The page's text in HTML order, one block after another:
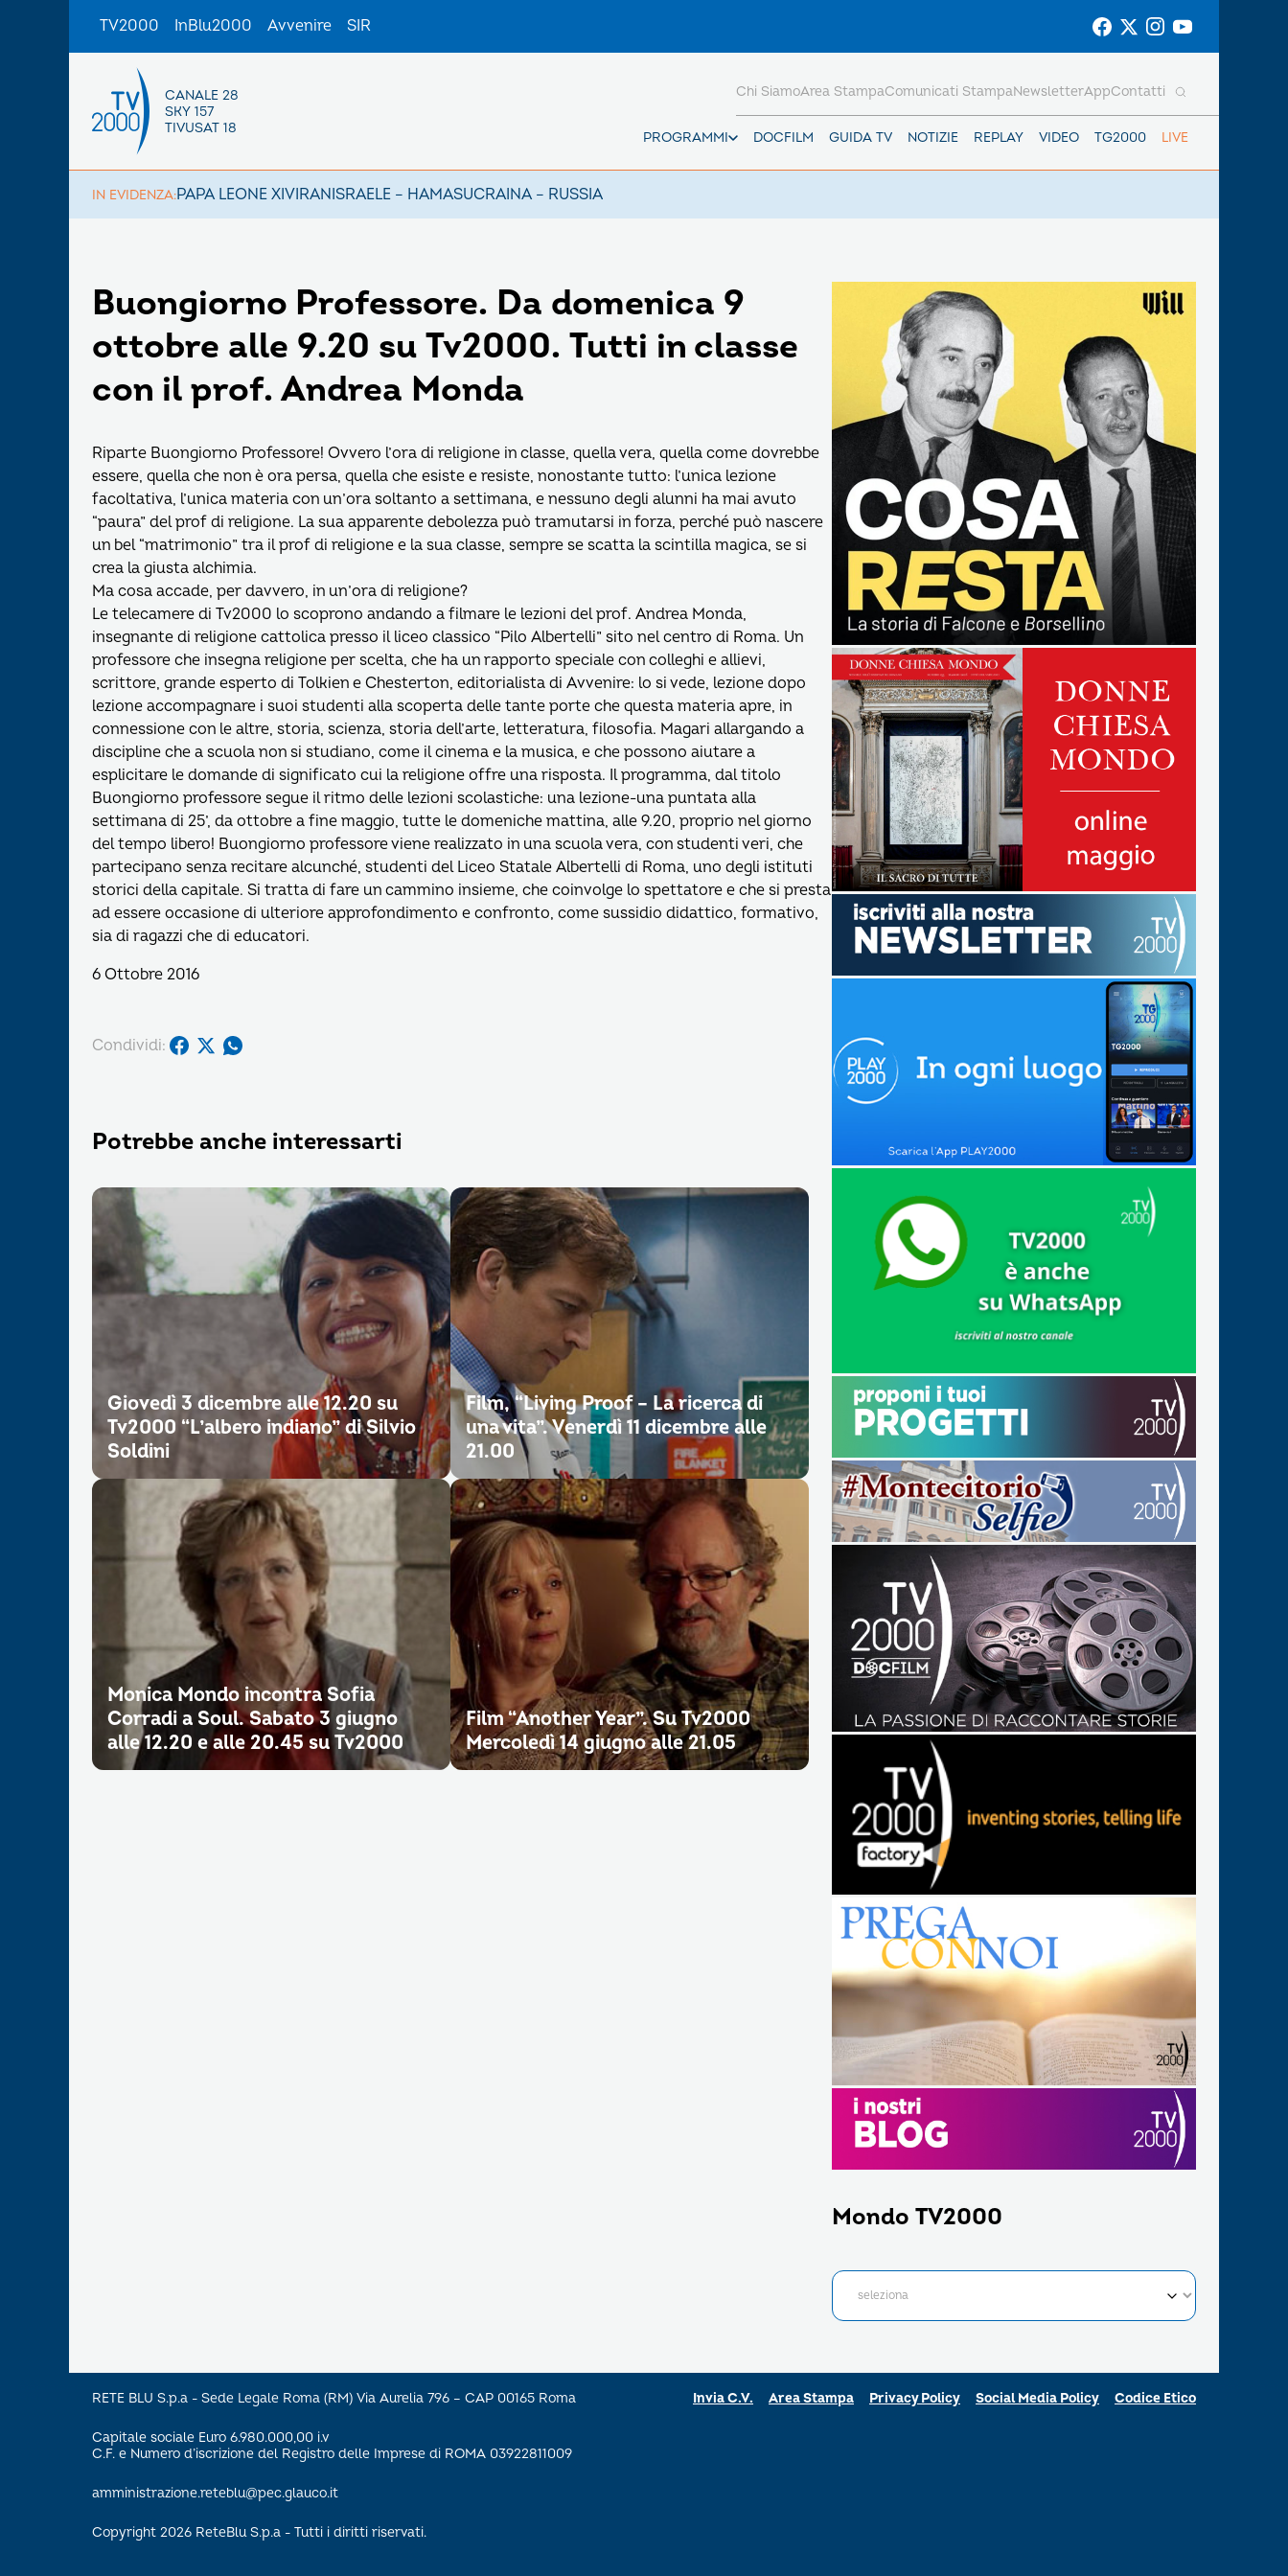
TV2000 InBlu2000 Avvenire SIR
CANALE 28
SKY 157
TIVUSAT 18
PROGRAMMI DOCFILM GUIDA TV NOTIZIE REPLAY VIDEO TG2000 LIVE
Chi SiamoArea StampaComunicati StampaNewsletterAppContatti
IN EVIDENZA:PAPA LEONE XIVIRANISRAELE – HAMASUCRAINA – RUSSIA
Buongiorno Professore. Da domenica 9
ottobre alle 9.20 su Tv2000. Tutti in classe
con il prof. Andrea Monda
Riparte Buongiorno Professore! Ovvero l’ora di religione in classe, quella vera, quella come dovrebbe
essere, quella che non è ora persa, quella che esiste e resiste, nonostante tutto: l’unica lezione
facoltativa, l’unica materia con un’ora soltanto a settimana, e nessuno degli alunni ha mai avuto
“paura” del prof di religione. La sua apparente debolezza può tramutarsi in forza, perché può nascere
un bel “matrimonio” tra il prof di religione e la sua classe, sempre se scatta la scintilla magica, se si
crea la giusta alchimia.
Ma cosa accade, per davvero, in un’ora di religione?
Le telecamere di Tv2000 lo scoprono andando a filmare le lezioni del prof. Andrea Monda,
insegnante di religione cattolica presso il liceo classico “Pilo Albertelli” sito nel centro di Roma. Un
professore che insegna religione per scelta, che ha un rapporto speciale con colleghi e allievi,
scrittore, grande esperto di Tolkien e Chesterton, editorialista di Avvenire: lo si vede, lezione dopo
lezione accompagnare i suoi studenti alla scoperta delle tante porte che questa materia apre, in
connessione con le altre, storia, scienza, storia dell’arte, letteratura, filosofia. Magari allargando a
discipline che a scuola non si studiano, come il cinema e la musica, e che possono aiutare a
esplicitare le domande di significato cui la religione offre una risposta. Il programma, dal titolo
Buongiorno professore segue il ritmo delle lezioni scolastiche: una lezione-una puntata alla
settimana di 25’, da ottobre a fine maggio, tutte le domeniche mattina, alle 9.20, proprio nel giorno
del tempo libero! Buongiorno professore viene realizzato in una scuola vera, con studenti veri, che
partecipano senza recitare alcunché, studenti del Liceo Statale Albertelli di Roma, uno degli istituti
storici della capitale. Si tratta di fare un cammino insieme, che coinvolge lo spettatore e che si presta
ad essere occasione di ulteriore approfondimento e confronto, come sussidio didattico, formativo,
sia di ragazzi che di educatori.
6 Ottobre 2016
Condividi:
Potrebbe anche interessarti
Giovedì 3 dicembre alle 12.20 su
Tv2000 “L’albero indiano” di Silvio
Soldini
Film, “Living Proof – La ricerca di
una vita”. Venerdì 11 dicembre alle
21.00
Monica Mondo incontra Sofia
Corradi a Soul. Sabato 3 giugno
alle 12.20 e alle 20.45 su Tv2000
Film “Another Year”. Su Tv2000
Mercoledì 14 giugno alle 21.05
Mondo TV2000
RETE BLU S.p.a - Sede Legale Roma (RM) Via Aurelia 796 – CAP 00165 Roma
Capitale sociale Euro 6.980.000,00 i.v
C.F. e Numero d’iscrizione del Registro delle Imprese di ROMA 03922811009
amministrazione.reteblu@pec.glauco.it
Copyright 2026 ReteBlu S.p.a - Tutti i diritti riservati.
Invia C.V. Area Stampa Privacy Policy Social Media Policy Codice Etico